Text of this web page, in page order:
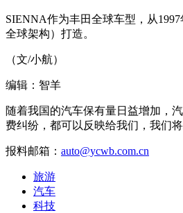
SIENNA作为丰田全球车型，从
全球架构）打造。
（文/小航）
编辑：智羊
随着我国的汽车保有量日益增加，
费纠纷，都可以反映给我们，我们
报料邮箱： auto@ycwb.com.cn
旅游
汽车
科技